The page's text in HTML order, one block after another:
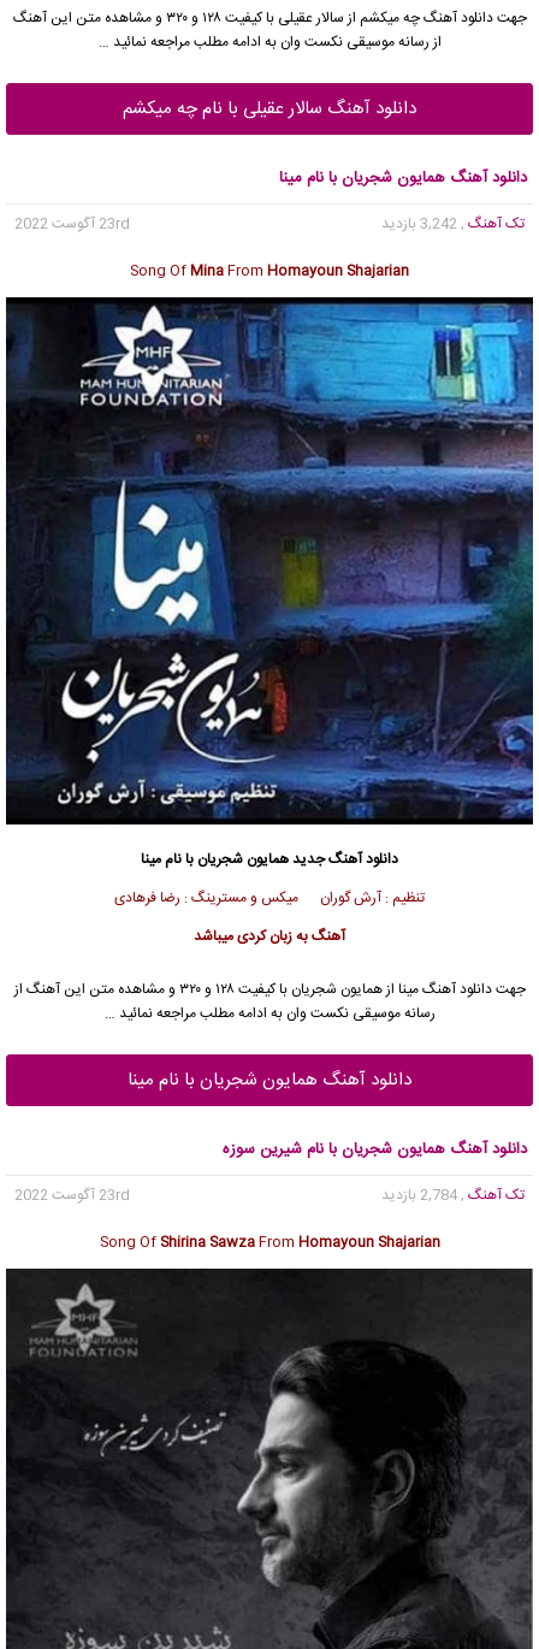
جهت دانلود آهنگ چه میکشم از سالار عقیلی
با کیفیت ۱۲۸ و ۳۲۰ و مشاهده متن این آهنگ
از رسانه موسیقی نکست وان به ادامه مطلب مراجعه نمائید …
دانلود آهنگ سالار عقیلی با نام چه میکشم
دانلود آهنگ همایون شجریان با نام مینا
تک آهنگ , 3,242 بازدید
23rd آگوست 2022
Song OfMinaFrom Homayoun Shajarian
دانلود آهنگ جدیدهمایون شجریان با نام مینا
تنظیم‌ : آرش گوران میکس و مسترینگ : رضا فرهادی
آهنگ به زبان کردی میباشد
جهت دانلود آهنگ مینا ازهمایون شجریان
با کیفیت ۱۲۸ و ۳۲۰ و مشاهده متن این آهنگ از
رسانه موسیقی نکست وان به ادامه مطلب مراجعه نمائید …
دانلود آهنگ همایون شجریان با نام مینا
دانلود آهنگ همایون شجریان با نام شیرین سوزه
تک آهنگ , 2,784 بازدید
23rd آگوست 2022
Song Of Shirina SawzaFrom Homayoun Shajarian